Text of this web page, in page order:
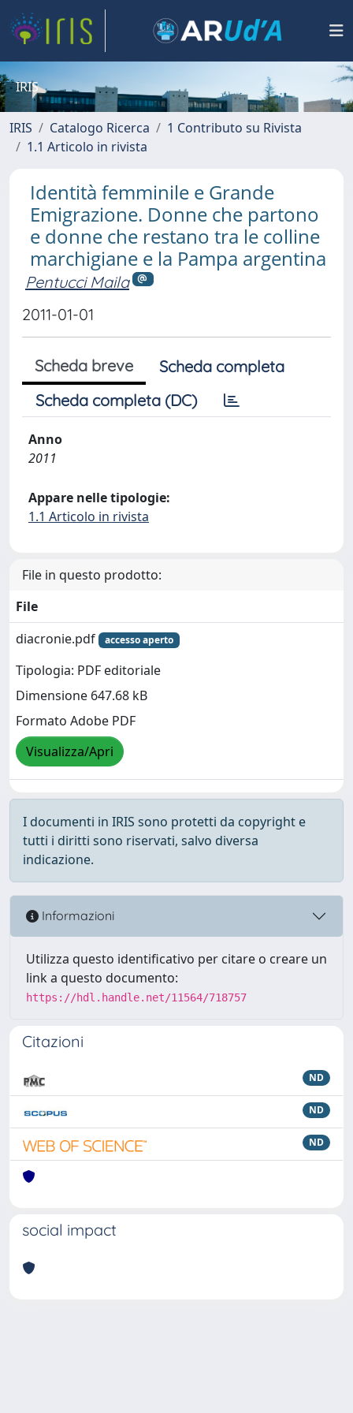
IRIS
IRIS Catalogo Ricerca
1 Contributo su Rivista
1.1 Articolo in rivista
Identità femminile e Grande
Emigrazione. Donne che partono
e donne che restano tra le colline
marchigiane e la Pampa argentina
Pentucci Maila
2011-01-01
Scheda breve
Scheda completa
Scheda completa (DC)
Anno
2011
Appare nelle tipologie:
1.1 Articolo in rivista
File in questo prodotto:
File
diacronie.pdf
accesso aperto
Tipologia: PDF editoriale
Dimensione 647.68 kB
Formato Adobe PDF
Visualizza/Apri
I documenti in IRIS sono protetti da copyright e
tutti i diritti sono riservati, salvo diversa
indicazione.
Informazioni
Utilizza questo identificativo per citare o creare un
link a questo documento:
https://hdl.handle.net/11564/718757
Citazioni
ND
ND
ND
social impact